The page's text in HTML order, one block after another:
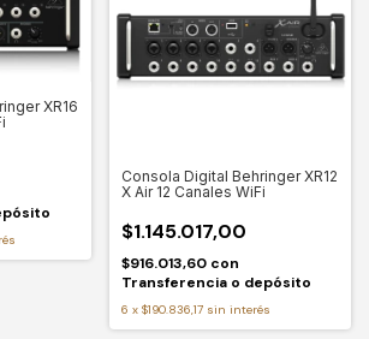
XR16
Consola Digital Behringer XR12
X Air 12 Canales WiFi
$1.145.017,00
$916.013,60 con
Transferencia o depósito
6 x $190.836,17 sin interés